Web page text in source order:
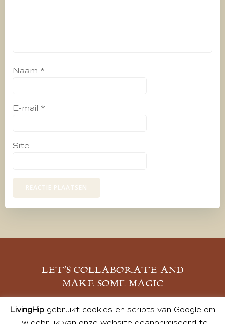
Naam *
E-mail *
Site
LET’S COLLABORATE AND
MAKE SOME MAGIC
MELD JE AAN
LivingHipgebruikt cookies en scripts van Google om